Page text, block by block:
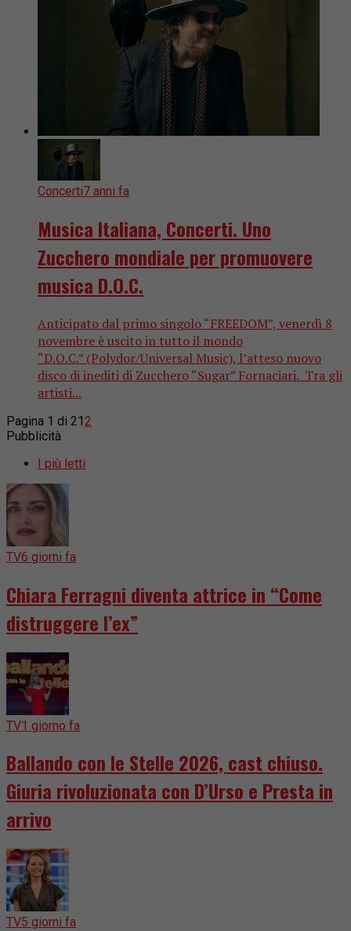
Concerti7 anni fa
Musica Italiana, Concerti. Uno
Zucchero mondiale per promuovere
musica D.O.C.
Anticipato dal primo singolo “FREEDOM”, venerdì 8
novembre è uscito in tutto il mondo
“D.O.C.” (Polydor/Universal Music), l’atteso nuovo
disco di inediti di Zucchero “Sugar” Fornaciari. Tra gli
artisti...
Pagina 1 di 21 2
Pubblicità
I più letti
TV6 giorni fa
Chiara Ferragni diventa attrice in “Come
distruggere l’ex”
TV1 giorno fa
Ballando con le Stelle 2026, cast chiuso.
Giuria rivoluzionata con D’Urso e Presta in
arrivo
TV5 giorni fa